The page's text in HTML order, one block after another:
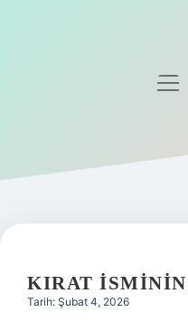
Gizlilik Politikası
Yasal Uyarı
KIRAT
Tarih: Şubat 4, 2026